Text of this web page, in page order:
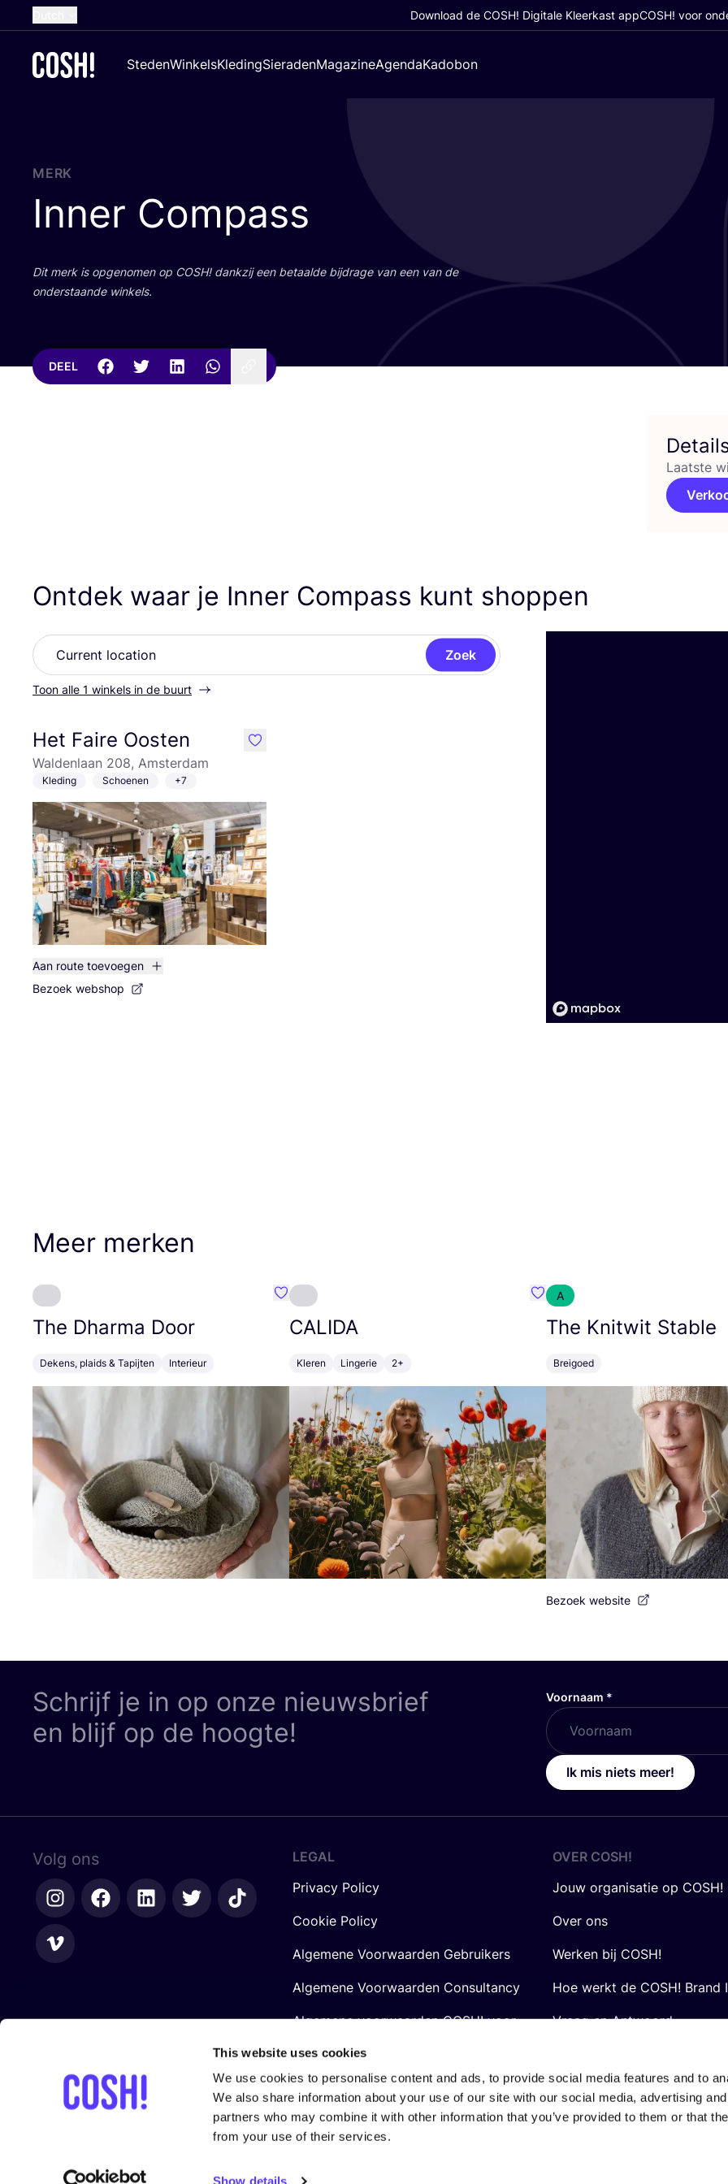
This website uses cookies
We use cookies to personalise content and ads, to provide social media features and to
We also share information about your use of our site with our social media, advertising
partners who may combine it with other information that you’ve provided to them or that
from your use of their services.
Show details
French
Croatian
Download de COSH! Digitale Kleerkast appCOSH! voor
StedenWinkelsKledingSieradenMagazineAgendaKadobon
MERK
Inner Compass
Dit merk is opge­no­men op COSH! dank­zij een betaal­de bij­dra­ge van een van de
onder­staan­de winkels.
DEEL
Laatste
Ontdek waar je Inner Compass kunt shoppen
Zoek
Toon alle 1 winkels in de buurt
Het Faire Oosten
Waldenlaan 208, Amsterdam
Kleding Schoenen +7
Aan route toevoegen
Bezoek webshop
like
Meer merken
The Dharma Door
Dekens, plaids & Tapijten Interieur
Favoriete {naam}
CALIDA
Kleren Lingerie 2+
Favoriete {naam}
A
The Knitwit Stable
Breigoed
Bezoek website
Schrijf je in op onze nieuwsbrief
en blijf op de hoogte!
Voornaam *
Ik mis niets meer!
Volg ons
LEGAL
Privacy Policy
Cookie Policy
Algemene Voorwaarden Gebruikers
Algemene Voorwaarden Consultancy
Algemene voorwaarden COSH! voor
OVER COSH!
Jouw organisatie op COSH!
Over ons
Werken bij COSH!
Hoe werkt de COSH! Brand
Vraag en Antwoord